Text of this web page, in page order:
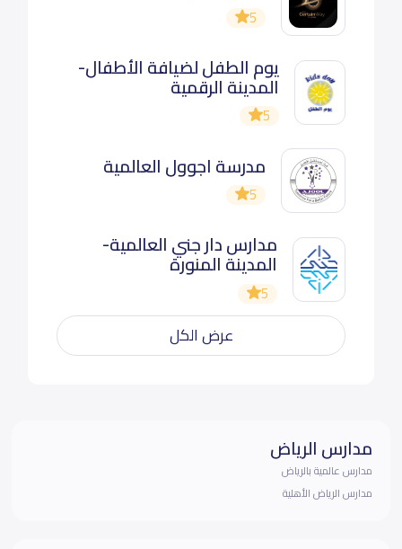
5
يوم الطفل لضيافة الأطفال-
المدينة الرقمية
5
مدرسة اجوول العالمية
5
مدارس دار جني العالمية-
المدينة المنورة
5
عرض الكل
مدارس الرياض
مدارس عالمية بالرياض
مدارس الرياض الأهلية